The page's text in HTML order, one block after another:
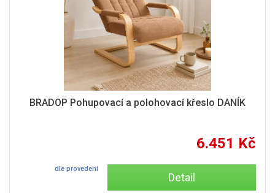
BRADOP Pohupovací a polohovací křeslo DANÍK
6.451 Kč
dle provedení
Detail